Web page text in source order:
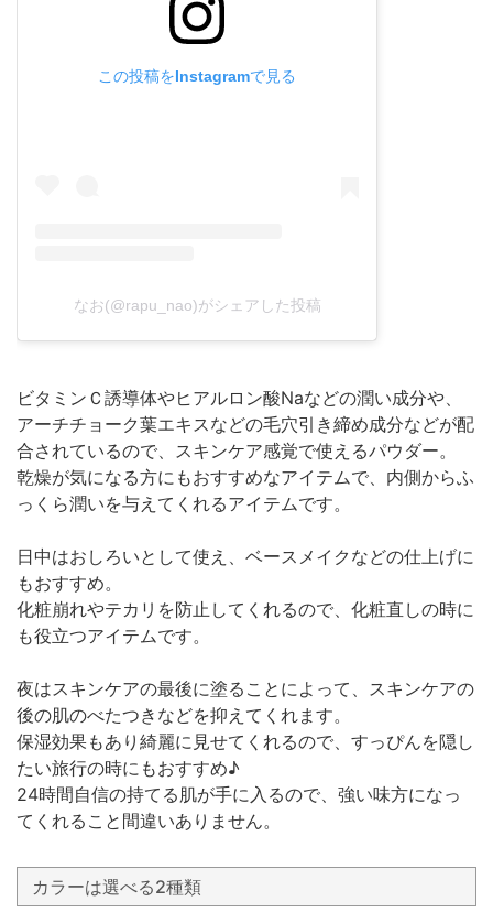
この投稿をInstagramで見る
なお(@rapu_nao)がシェアした投稿
ビタミンＣ誘導体やヒアルロン酸Naなどの潤い成分や、
アーチチョーク葉エキスなどの毛穴引き締め成分などが配
合されているので、スキンケア感覚で使えるパウダー。
乾燥が気になる方にもおすすめなアイテムで、内側からふ
っくら潤いを与えてくれるアイテムです。
日中はおしろいとして使え、ベースメイクなどの仕上げに
もおすすめ。
化粧崩れやテカリを防止してくれるので、化粧直しの時に
も役立つアイテムです。
夜はスキンケアの最後に塗ることによって、スキンケアの
後の肌のべたつきなどを抑えてくれます。
保湿効果もあり綺麗に見せてくれるので、すっぴんを隠し
たい旅行の時にもおすすめ♪
24時間自信の持てる肌が手に入るので、強い味方になっ
てくれること間違いありません。
カラーは選べる2種類